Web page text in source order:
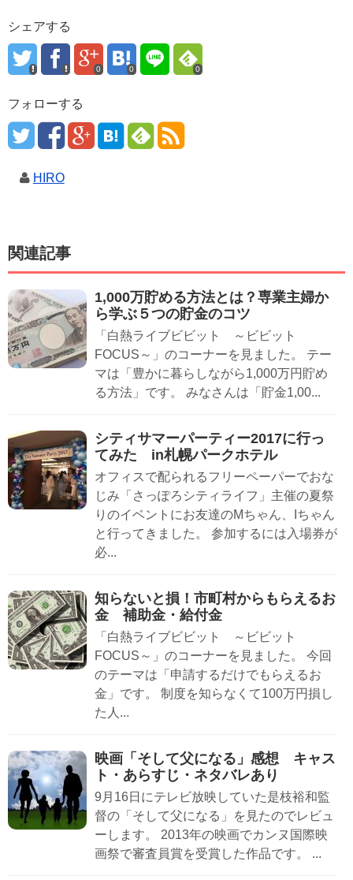
シェアする
0 0 0
フォローする
HIRO
関連記事
1,000万貯める方法とは？専業主婦か
ら学ぶ５つの貯金のコツ
「白熱ライブビビット ～ビビット
FOCUS～」のコーナーを見ました。 テー
マは「豊かに暮らしながら1,000万円貯め
る方法」です。 みなさんは「貯金1,00...
シティサマーパーティー2017に行っ
てみた in札幌パークホテル
オフィスで配られるフリーペーパーでおな
じみ「さっぽろシティライフ」主催の夏祭
りのイベントにお友達のMちゃん、Iちゃん
と行ってきました。 参加するには入場券が
必...
知らないと損！市町村からもらえるお
金 補助金・給付金
「白熱ライブビビット ～ビビット
FOCUS～」のコーナーを見ました。 今回
のテーマは「申請するだけでもらえるお
金」です。 制度を知らなくて100万円損し
た人...
映画「そして父になる」感想 キャス
ト・あらすじ・ネタバレあり
9月16日にテレビ放映していた是枝裕和監
督の「そして父になる」を見たのでレビュ
ーします。 2013年の映画でカンヌ国際映
画祭で審査員賞を受賞した作品です。 ...